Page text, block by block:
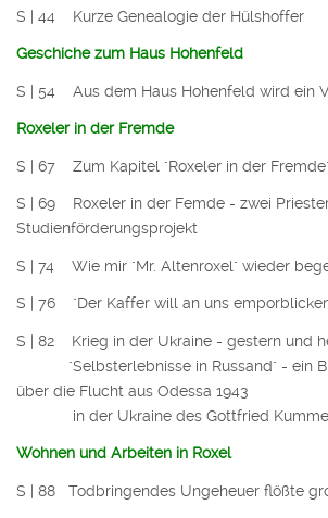
S | 44 Kurze Genealogie der Hülshoffer
Geschiche zum Haus Hohenfeld
S | 54 Aus dem Haus Hohenfeld wird ein
Roxeler in der Fremde
S | 67 Zum Kapitel "Roxeler in der Fremde"
S | 69 Roxeler in der Femde - zwei
Studienförderungsprojekt
S | 74 Wie mir "Mr. Altenroxel" wieder
S | 76 "Der Kaffer will an uns
S | 82 Krieg in der Ukraine - gestern und
"Selbsterlebnisse in Russand" - ein
über die Flucht aus Odessa 1943
in der Ukraine des Gottfried
Wohnen und Arbeiten in Roxel
S | 88 Todbringendes Ungeheuer flößte